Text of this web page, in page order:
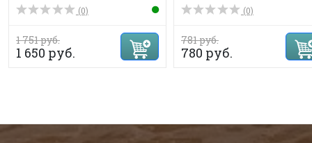
(0)
1 751 руб.
1 650 руб.
(0)
781 руб.
780 руб.